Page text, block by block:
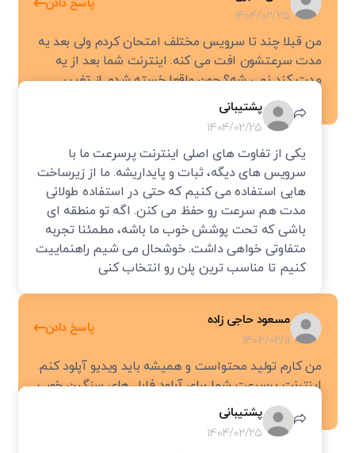
اضافه کرد.
نسل سوم (3G):
با ارائه سرعت بالاتر، امکان تماس تصویری،
وب‌گردی و تماشای ویدیوهای آنلاین را برای اولین بار فراهم کرد
و گوشی‌ها را به کامپیوترهای جیبی تبدیل نمود.
نسل چهارم (4G/LTE):
تجربه استریم ویدیوهای با کیفیت بالا، بازی آنلاین و استفاده
LTE نیز زیرشاخه‌ای از همین نسل است.
آیا اینترنت پرسرعت هزینه بیشتری دارد؟
بله، اینترنت پرسرعت در مقایسه با اینترنت های معمولی، اغلب
هزینه بالاتری دارد. علت این تفاوت قیمت، فناوری‌های پیشرفته‌ای
است که برای ارائه سرعت بالا نیاز به زیرساخت‌های به‌روز و
پرهزینه دارند. مهم‌ترین دلایل این موضوع عبارتند از:
زیرساخت‌های پیشرفته
فناوری‌هایی مانند فیبر نوری نیاز به نصب، نگهداری و به‌روزرسانی
پرهزینه دارند که این هزینه به کاربر نهایی منتقل می‌شود.
1404/02/25
من قبلا چند تا سرویس مختلف امتحان کردم ولی بعد یه
مدت سرعتشون افت می کنه. اینترنت شما بعد از یه
مدت کند نمی شه؟ چون واقعا خسته شدم از تغییر
سرویس
پشتیبانی
1404/02/25
یکی از تفاوت های اصلی اینترنت پرسرعت ما با
سرویس های دیگه، ثبات و پایداریشه. ما از زیرساخت
هایی استفاده می کنیم که حتی در استفاده طولانی
مدت هم سرعت رو حفظ می کنن. اگه تو منطقه ای
باشی که تحت پوشش خوب ما باشه، مطمئنا تجربه
متفاوتی خواهی داشت. خوشحال می شیم راهنماییت
کنیم تا مناسب ترین پلن رو انتخاب کنی
مسعود حاجی زاده
1404/02/11
پاسخ دادن
من کارم تولید محتواست و همیشه باید ویدیو آپلود کنم.
اینترنت پرسرعت شما برای آپلود فایل های سنگین خوب
جواب می ده یا بیشتر روی دانلود تمرکز داره؟
پشتیبانی
1404/02/25